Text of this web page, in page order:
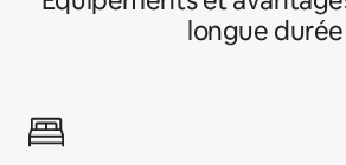
longue durée